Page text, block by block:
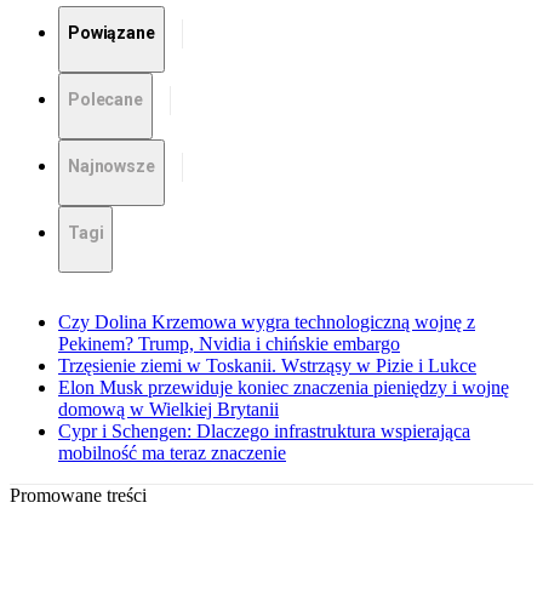
Powiązane
Polecane
Najnowsze
Tagi
Czy Dolina Krzemowa wygra technologiczną wojnę z
Pekinem? Trump, Nvidia i chińskie embargo
Trzęsienie ziemi w Toskanii. Wstrząsy w Pizie i Lukce
Elon Musk przewiduje koniec znaczenia pieniędzy i wojnę
domową w Wielkiej Brytanii
Cypr i Schengen: Dlaczego infrastruktura wspierająca
mobilność ma teraz znaczenie
Promowane treści